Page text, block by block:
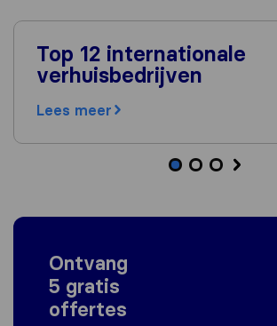
Top 12 internationale
verhuisbedrijven
Lees meer
Ontvang
5 gratis
offertes